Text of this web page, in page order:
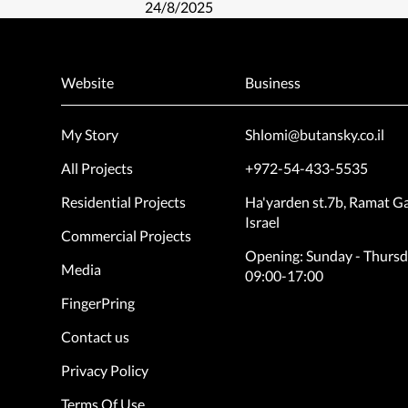
24/8/2025
Website
My Story
All Projects
Residential Projects
Commercial Projects
Media
FingerPring
Contact us
Privacy Policy
Terms Of Use
Business
Shlomi@butansky.co.il
+972-54-433-5535
Ha'yarden st.7b, Ramat
Israel
Opening: Sunday -
09:00-17:00